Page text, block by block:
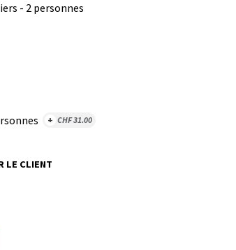
- 2 personnes
+ CHF31.00
LE CLIENT